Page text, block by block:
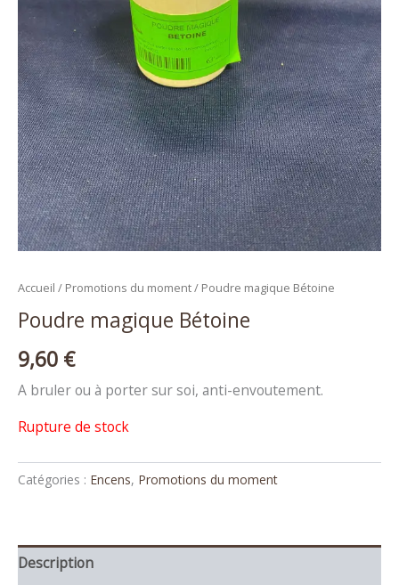
Accueil / Promotions du moment/ Poudre magique Bétoine
Poudre magique Bétoine
9,60 €
A bruler ou à porter sur soi, anti-envoutement.
Rupture de stock
Catégories : Encens, Promotions du moment
Description